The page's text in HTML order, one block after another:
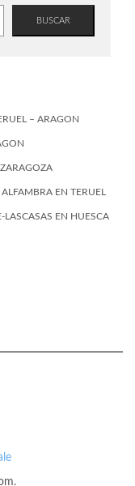
BUSCAR
– ARAGON
EN TERUEL
EN HUESCA